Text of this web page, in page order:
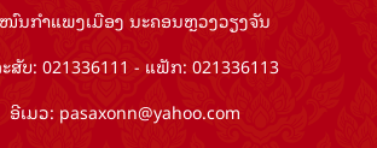
ນກຳແພງເມືອງ ນະຄອນຫຼວງວຽງຈັນ
ສັບ: 021336111 - ແຟັກ: 021336113
ອີເມວ: pasaxonn@yahoo.com